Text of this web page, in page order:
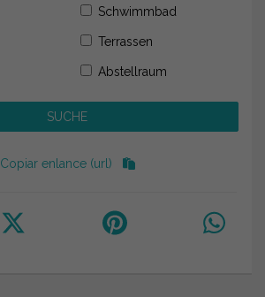
Schwimmbad
Terrassen
Abstellraum
Copiar enlance (url)